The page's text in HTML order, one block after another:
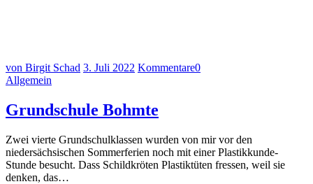
von Birgit Schad 3. Juli 2022 Kommentare0
Allgemein
Grundschule Bohmte
Zwei vierte Grundschulklassen wurden von mir vor den
niedersächsischen Sommerferien noch mit einer Plastikkunde-
Stunde besucht. Dass Schildkröten Plastiktüten fressen, weil sie
denken, das…